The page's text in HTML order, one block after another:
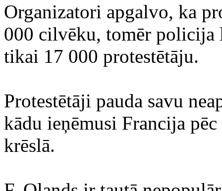
Organizatori apgalvo, ka
000 cilvēku, tomēr policija
tikai 17 000 protestētāju.
Protestētāji pauda savu
kādu ieņēmusi Francija pēc
krēslā.